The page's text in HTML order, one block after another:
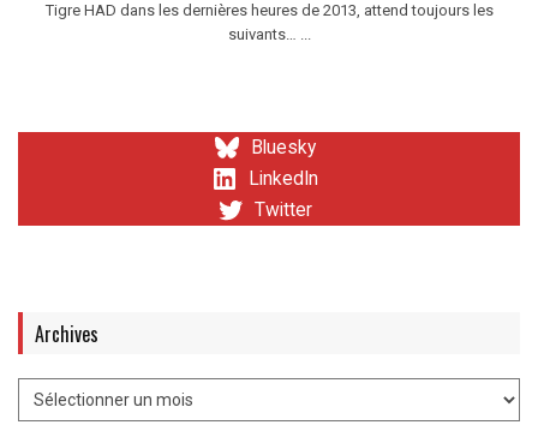
Tigre HAD dans les dernières heures de 2013, attend toujours les
suivants… ...
Bluesky
LinkedIn
Twitter
Archives